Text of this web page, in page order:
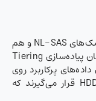
HPE 3PAR StoreServ 8400 هم از هارددیسک‌های NL-SAS و هم
از SSDهای پرسرعت پشتیبانی می‌کند و امکان پیاده‌سازی Tiering
پرکاربرد روی
SSD و داده‌های کمتر استفاده‌شده روی HDD قرار می‌گیرند که